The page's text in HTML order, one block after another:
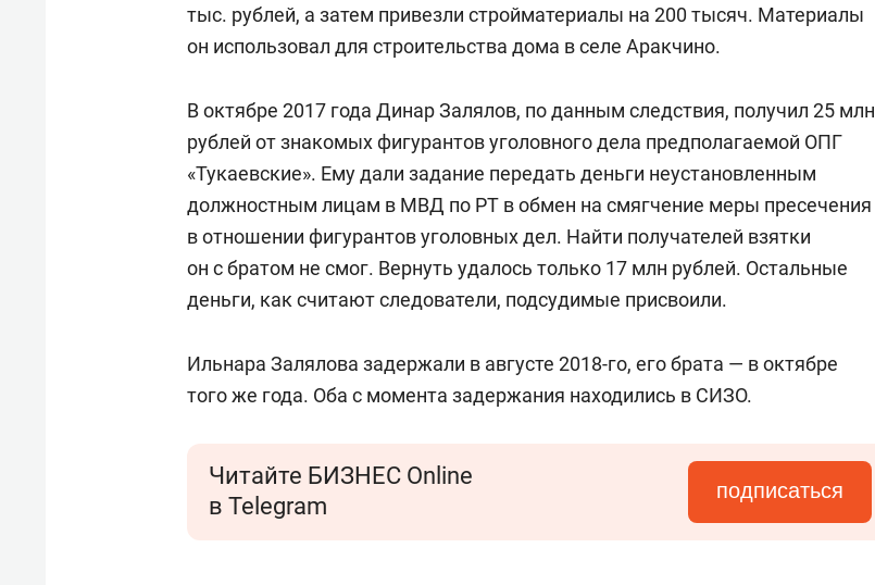
тыс. рублей, а затем привезли стройматериалы на 200 тысяч. Материалы
он использовал для строительства дома в селе Аракчино.
В октябре 2017 года Динар Залялов, по данным следствия, получил 25 млн
рублей от знакомых фигурантов уголовного дела предполагаемой ОПГ
«Тукаевские». Ему дали задание передать деньги неустановленным
должностным лицам в МВД по РТ в обмен на смягчение меры пресечения
в отношении фигурантов уголовных дел. Найти получателей взятки
он с братом не смог. Вернуть удалось только 17 млн рублей. Остальные
деньги, как считают следователи, подсудимые присвоили.
Ильнара Залялова задержали в августе 2018-го, его брата — в октябре
того же года. Оба с момента задержания находились в СИЗО.
Читайте БИЗНЕС Online
в Telegram
подписаться